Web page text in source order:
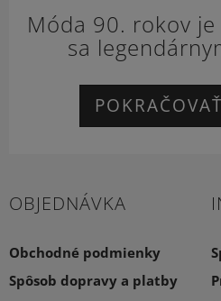
Móda 90. rokov
sa
OBJEDNÁVKA
Obchodné podmienky
Spôsob dopravy a platby